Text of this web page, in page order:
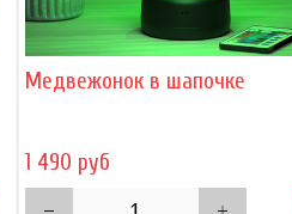
Медвежонок в шапочке
1 490 руб